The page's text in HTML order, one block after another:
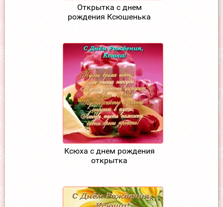
Открытка с днем
рождения Ксюшенька
Ксюха с днем рождения
открытка